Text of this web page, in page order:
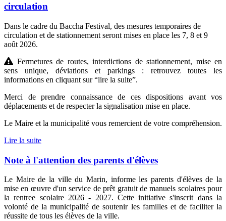
circulation
Dans le cadre du Baccha Festival, des mesures temporaires de
circulation et de stationnement seront mises en place les 7, 8 et 9
août 2026.
Fermetures de routes, interdictions de stationnement, mise en
sens unique, déviations et parkings : retrouvez toutes les
informations en cliquant sur “lire la suite”.
Merci de prendre connaissance de ces dispositions avant vos
déplacements et de respecter la signalisation mise en place.
Le Maire et la municipalité vous remercient de votre compréhension.
Lire la suite
Note à l'attention des parents d'élèves
Le Maire de la ville du Marin, informe les parents d'élèves de la
mise en œuvre d'un service de prêt gratuit de manuels scolaires pour
la rentree scolaire 2026 - 2027. Cette initiative s'inscrit dans la
volonté de la municipalité de soutenir les familles et de faciliter la
réussite de tous les élèves de la ville.